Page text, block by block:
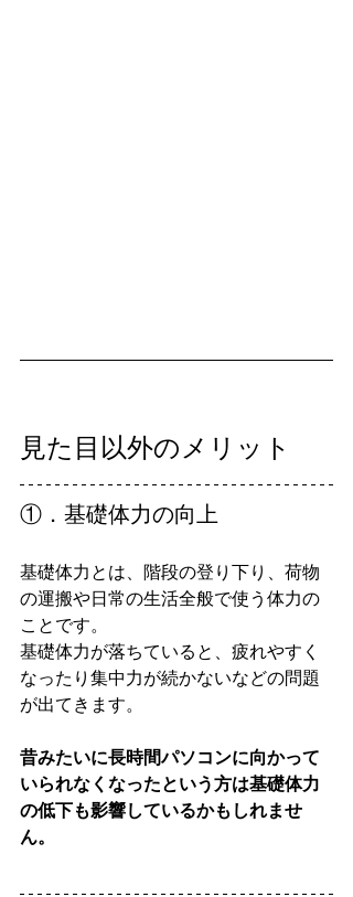
見た目以外のメリット
①．基礎体力の向上
基礎体力とは、階段の登り下り、荷物
の運搬や日常の生活全般で使う体力の
ことです。
基礎体力が落ちていると、疲れやすく
なったり集中力が続かないなどの問題
が出てきます。
昔みたいに長時間パソコンに向かって
いられなくなったという方は基礎体力
の低下も影響しているかもしれませ
ん。